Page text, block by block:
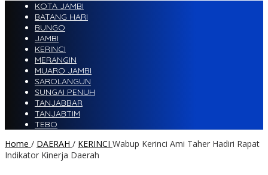
KOTA JAMBI
BATANG HARI
BUNGO
JAMBI
KERINCI
MERANGIN
MUARO JAMBI
SAROLANGUN
SUNGAI PENUH
TANJABBAR
TANJABTIM
TEBO
Home / DAERAH / KERINCI Wabup Kerinci Ami Taher Hadiri Rapat
Indikator Kinerja Daerah